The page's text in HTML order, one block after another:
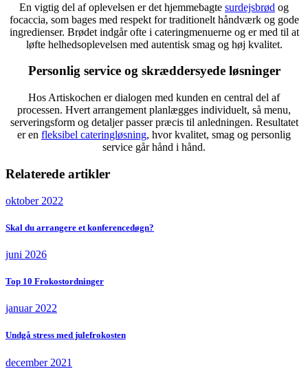
En vigtig del af oplevelsen er det hjemmebagte surdejsbrød og
focaccia, som bages med respekt for traditionelt håndværk og gode
ingredienser. Brødet indgår ofte i cateringmenuerne og er med til at
løfte helhedsoplevelsen med autentisk smag og høj kvalitet.
Personlig service og skræddersyede løsninger
Hos Artiskochen er dialogen med kunden en central del af
processen. Hvert arrangement planlægges individuelt, så menu,
serveringsform og detaljer passer præcis til anledningen. Resultatet
er en fleksibel cateringløsning, hvor kvalitet, smag og personlig
service går hånd i hånd.
Relaterede artikler
oktober 2022
Skal du arrangere et konferencedøgn?
juni 2026
Top 10 Frokostordninger
januar 2022
Undgå stress med julefrokosten
december 2021